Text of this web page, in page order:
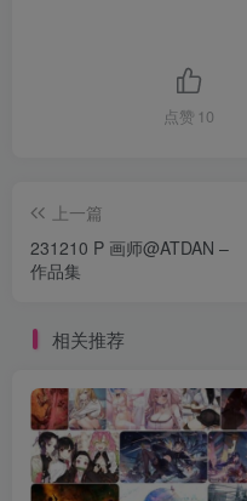
点赞 10
上一篇
231210 P 画师@ATDAN –
作品集
相关推荐